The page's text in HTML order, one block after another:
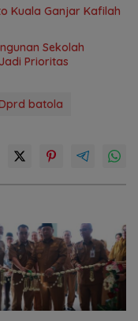
Kuala Ganjar Kafilah
Sekolah
Prioritas
batola